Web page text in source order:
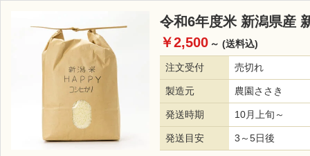
令和6年度米 新潟県産
￥2,500 ～ (送料込)
注文受付 売切れ
製造元 農園ささき
発送時期 10月上旬～
発送目安 3～5日後